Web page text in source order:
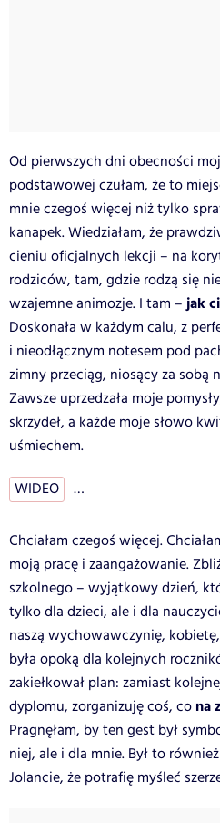
Od pierwszych dni obecności
podstawowej czułam, że to
mnie czegoś więcej niż tylko
kanapek. Wiedziałam, że
cieniu oficjalnych lekcji – na
rodziców, tam, gdzie rodzą się
wzajemne animozje. I tam –jak
Doskonała w każdym calu, z
i nieodłącznym notesem pod
zimny przeciąg, niosący za sobą
Zawsze uprzedzała moje
skrzydeł, a każde moje słowo
uśmiechem.
WIDEO …
Chciałam czegoś więcej.
moją pracę i zaangażowanie.
szkolnego – wyjątkowy dzień,
tylko dla dzieci, ale i dla
naszą wychowawczynię,
była opoką dla kolejnych
zakiełkował plan: zamiast
dyplomu, zorganizuję coś, co na
Pragnęłam, by ten gest był
niej, ale i dla mnie. Był to
Jolancie, że potrafię myśleć